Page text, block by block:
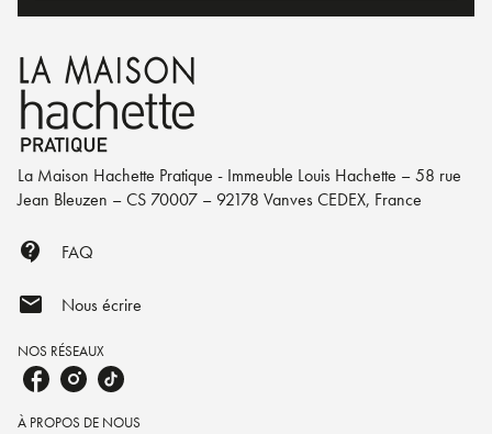
La Maison Hachette Pratique - Immeuble Louis Hachette – 58 rue
Jean Bleuzen – CS 70007 – 92178 Vanves CEDEX, France
contact_support FAQ
mail Nous écrire
NOS RÉSEAUX
À PROPOS DE NOUS